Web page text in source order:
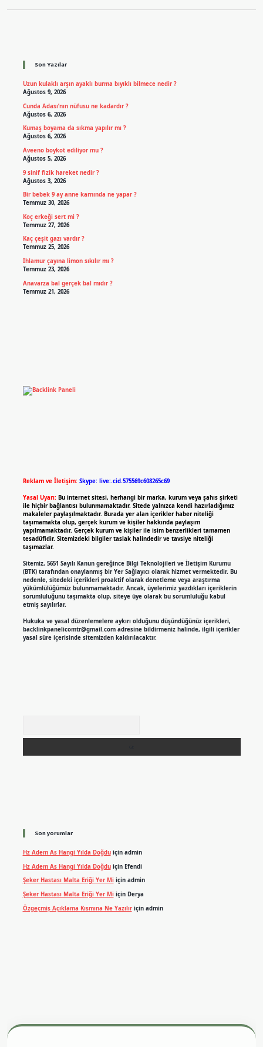
Son Yazılar
Uzun kulaklı arşın ayaklı burma bıyıklı bilmece nedir ?
Ağustos 9, 2026
Cunda Adası’nın nüfusu ne kadardır ?
Ağustos 6, 2026
Kumaş boyama da sıkma yapılır mı ?
Ağustos 6, 2026
Aveeno boykot ediliyor mu ?
Ağustos 5, 2026
9 sinif fizik hareket nedir ?
Ağustos 3, 2026
Bir bebek 9 ay anne karnında ne yapar ?
Temmuz 30, 2026
Koç erkeği sert mi ?
Temmuz 27, 2026
Kaç çeşit gazı vardır ?
Temmuz 25, 2026
Ihlamur çayına limon sıkılır mı ?
Temmuz 23, 2026
Anavarza bal gerçek bal mıdır ?
Temmuz 21, 2026
Reklam ve İletişim: Skype: live:.cid.575569c608265c69
Yasal Uyarı: Bu internet sitesi, herhangi bir marka, kurum veya şahıs şirketi
ile hiçbir bağlantısı bulunmamaktadır. Sitede yalnızca kendi hazırladığımız
makaleler paylaşılmaktadır. Burada yer alan içerikler haber niteliği
taşımamakta olup, gerçek kurum ve kişiler hakkında paylaşım
yapılmamaktadır. Gerçek kurum ve kişiler ile isim benzerlikleri tamamen
tesadüfidir. Sitemizdeki bilgiler taslak halindedir ve tavsiye niteliği
taşımazlar.
Sitemiz, 5651 Sayılı Kanun gereğince Bilgi Teknolojileri ve İletişim Kurumu
(BTK) tarafından onaylanmış bir Yer Sağlayıcı olarak hizmet vermektedir. Bu
nedenle, sitedeki içerikleri proaktif olarak denetleme veya araştırma
yükümlülüğümüz bulunmamaktadır. Ancak, üyelerimiz yazdıkları içeriklerin
sorumluluğunu taşımakta olup, siteye üye olarak bu sorumluluğu kabul
etmiş sayılırlar.
Hukuka ve yasal düzenlemelere aykırı olduğunu düşündüğünüz içerikleri,
backlinkpanelicomtr@gmail.comadresine bildirmeniz halinde, ilgili içerikler
yasal süre içerisinde sitemizden kaldırılacaktır.
Son yorumlar
Hz Adem As Hangi Yılda Doğduiçin admin
Hz Adem As Hangi Yılda Doğduiçin Efendi
Şeker Hastası Malta Eriği Yer Miiçin admin
Şeker Hastası Malta Eriği Yer Miiçin Derya
Özgeçmiş Açıklama Kısmına Ne Yazılıriçin admin